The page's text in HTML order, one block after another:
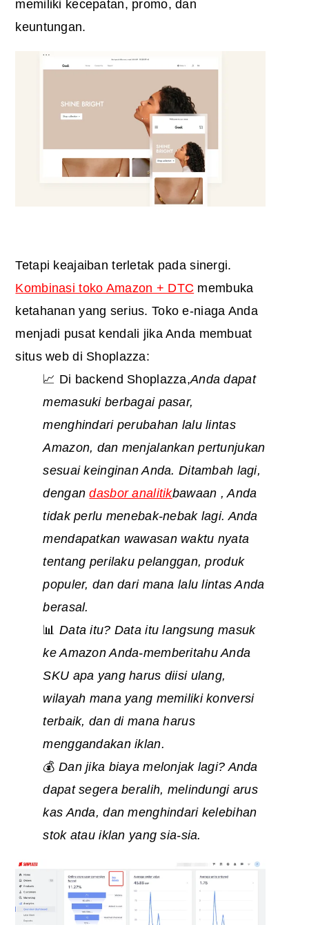
memiliki kecepatan, promo, dan
keuntungan.
Tetapi keajaiban terletak pada sinergi.
Kombinasi toko Amazon + DTC membuka
ketahanan yang serius. Toko e-niaga Anda
menjadi pusat kendali jika Anda membuat
situs web di Shoplazza:
📈 Di backend Shoplazza,Anda dapat
memasuki berbagai pasar,
menghindari perubahan lalu lintas
Amazon, dan menjalankan pertunjukan
sesuai keinginan Anda. Ditambah lagi,
dengandasbor analitikbawaan , Anda
tidak perlu menebak-nebak lagi. Anda
mendapatkan wawasan waktu nyata
tentang perilaku pelanggan, produk
populer, dan dari mana lalu lintas Anda
berasal.
📊 Data itu? Data itu langsung masuk
ke Amazon Anda-memberitahu Anda
SKU apa yang harus diisi ulang,
wilayah mana yang memiliki konversi
terbaik, dan di mana harus
menggandakan iklan.
💰 Dan jika biaya melonjak lagi? Anda
dapat segera beralih, melindungi arus
kas Anda, dan menghindari kelebihan
stok atau iklan yang sia-sia.